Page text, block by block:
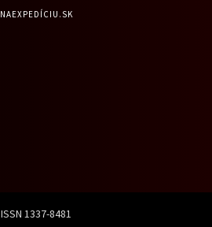
NAEXPEDÍCIU.SK
ISSN 1337-8481